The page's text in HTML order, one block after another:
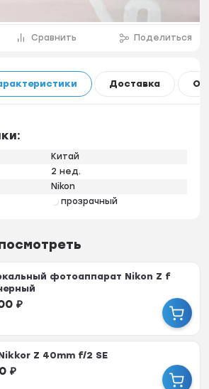
Сравнить Поделиться
Доставка
Китай
2 нед.
Nikon
прозрачный
фотоаппарат Nikon Z f
₽
Z 40mm f/2 SE
₽